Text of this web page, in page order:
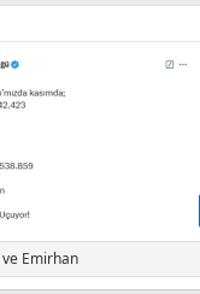
ve Emirhan